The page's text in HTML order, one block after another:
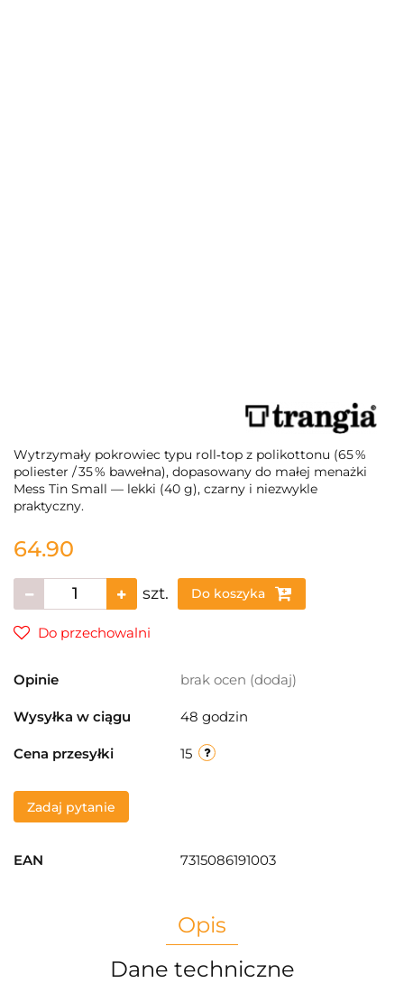
Wytrzymały pokrowiec typu roll‑top z polikottonu (65 %
poliester / 35 % bawełna), dopasowany do małej menażki
Mess Tin Small — lekki (40 g), czarny i niezwykle
praktyczny.
64.90
szt. Do koszyka
Do przechowalni
Opinie brak ocen (dodaj)
Wysyłka w ciągu 48 godzin
Cena przesyłki 15
Zadaj pytanie
EAN 7315086191003
Opis
Dane techniczne